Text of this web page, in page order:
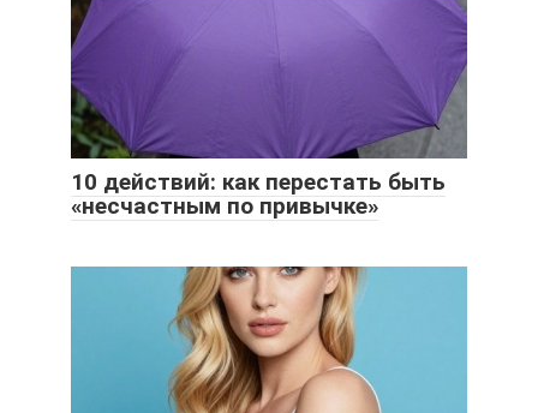
10 действий: как перестать быть
«несчастным по привычке»